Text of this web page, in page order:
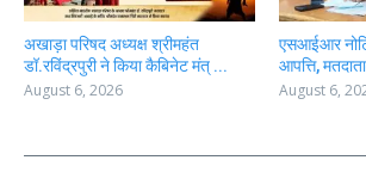
अखाड़ा परिषद अध्यक्ष श्रीमहंत
डॉ.रविंद्रपुरी ने किया कैबिनेट मंत् ...
August 6, 2026
एसआईआर
आपत्ति,
August 6,